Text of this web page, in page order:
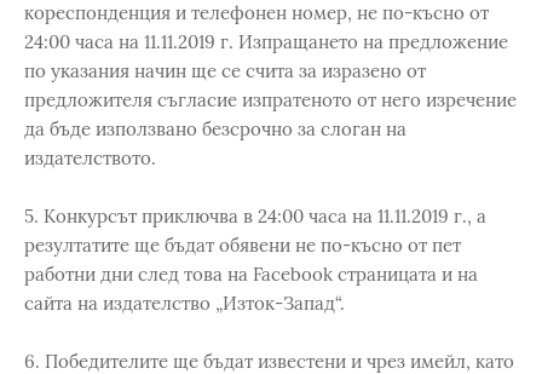
кореспонденция и телефонен номер, не по-късно от
24:00 часа на 11.11.2019 г. Изпращането на предложение
по указания начин ще се счита за изразено от
предложителя съгласие изпратеното от него изречение
да бъде използвано безсрочно за слоган на
издателството.
5. Конкурсът приключва в 24:00 часа на 11.11.2019 г., а
резултатите ще бъдат обявени не по-късно от пет
работни дни след това на Facebook страницата и на
сайта на издателство „Изток-Запад“.
6. Победителите ще бъдат известени и чрез имейл, като